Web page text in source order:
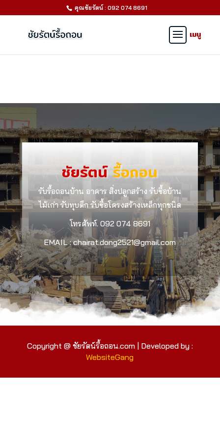
คุณชัยรัตน์ : 092 074 8691
ชัยรัตน์รื้อถอน
รับรื้อถอนบ้าน อาคาร สิ่งปลูกสร้าง รับซื้อบ้าน
ไม้เก่า รับทุบตึก รับซื้อโครงสร้างเหล็กทุกชนิด
โทรศัพท์. 092 074 8691
EMAIL : chairat.dong2521@gmail.com
Copyright @ ชัยรัตน์รื้อถอน.com | Developed by :
WebsiteGang